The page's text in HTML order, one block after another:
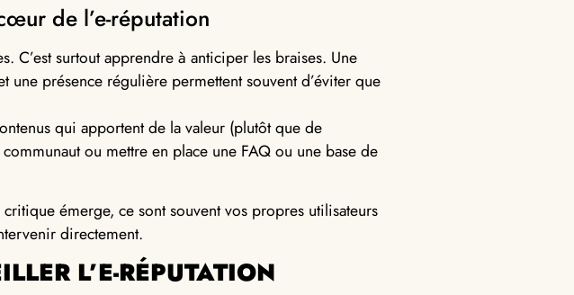
de l’e-réputation
C’est surtout apprendre à anticiper les braises. Une
présence régulière permettent souvent d’éviter que
qui apportent de la valeur (plutôt que de
ou mettre en place une FAQ ou une base de
émerge, ce sont souvent vos propres utilisateurs
directement.
L’E-RÉPUTATION